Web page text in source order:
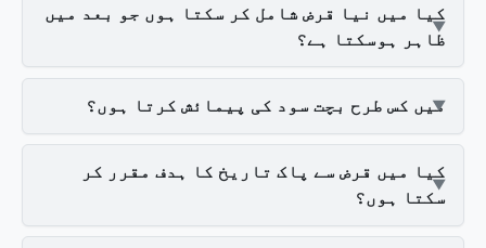
کیا میں نیا قرض شامل کر سکتا ہوں جو بعد میں
ظاہر ہوسکتا ہے؟
میں کس طرح بچت سود کی پیمائش کرتا ہوں؟
کیا میں قرض سے پاک تاریخ کا ہدف مقرر کر
سکتا ہوں؟